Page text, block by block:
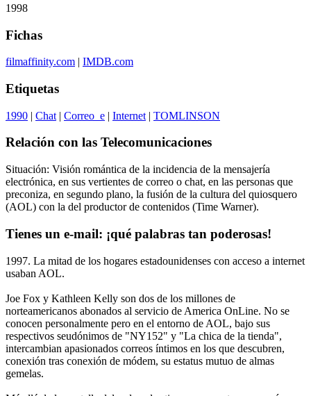
1998
Fichas
filmaffinity.com | IMDB.com
Etiquetas
1990 | Chat | Correo_e | Internet | TOMLINSON
Relación con las Telecomunicaciones
Situación: Visión romántica de la incidencia de la mensajería
electrónica, en sus vertientes de correo o chat, en las personas que
preconiza, en segundo plano, la fusión de la cultura del quiosquero
(AOL) con la del productor de contenidos (Time Warner).
Tienes un e-mail: ¡qué palabras tan poderosas!
1997. La mitad de los hogares estadounidenses con acceso a internet
usaban AOL.
Joe Fox y Kathleen Kelly son dos de los millones de
norteamericanos abonados al servicio de America OnLine. No se
conocen personalmente pero en el entorno de AOL, bajo sus
respectivos seudónimos de "NY152" y "La chica de la tienda",
intercambian apasionados correos íntimos en los que descubren,
conexión tras conexión de módem, su estatus mutuo de almas
gemelas.